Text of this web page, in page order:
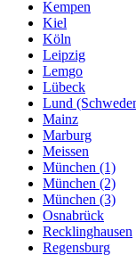
Kempen
Kiel
Köln
Leipzig
Lemgo
Lübeck
Lund
Mainz
Marburg
Meissen
München (1)
München (2)
München (3)
Osnabrück
Recklinghausen
Regensburg